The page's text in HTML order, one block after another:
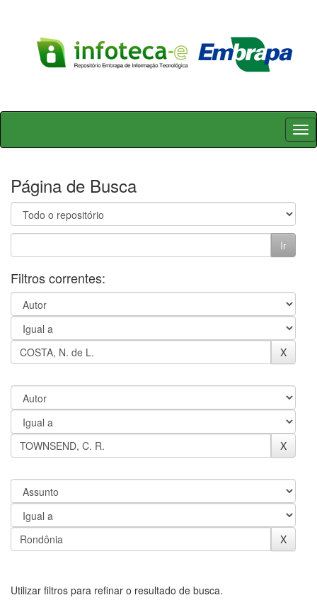
Skip
Página de Busca
Filtros correntes:
Utilizar filtros para refinar o resultado de busca.